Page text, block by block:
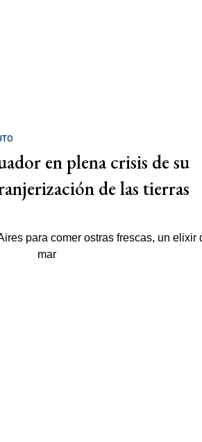
en plena crisis de su
de las tierras